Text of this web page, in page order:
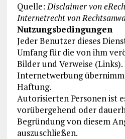
Quelle:Disclaimer von
Internetrecht von
Nutzungsbedingungen
Jeder Benutzer dieses
Umfang für die von ihm
Bilder und Verweise (Links).
Internetwerbung
Haftung.
Autorisierten Personen ist
vorübergehend oder
Begründung von diesem
auszuschließen.